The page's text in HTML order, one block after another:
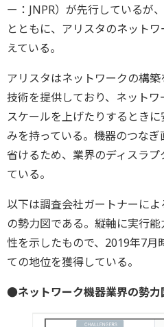
ー：JNPR）が先行しているが
とともに、アリスタのネット
えている。
アリスタはネットワークの構
技術を提供しており、ネットワ
スケールを上げたりするとき
みを持っている。機器のつな
省けるため、業界のディスラ
ている。
以下は調査会社ガートナーに
の勢力図である。縦軸に実行
性を示したもので、2019年7月
ての地位を獲得している。
●ネットワーク機器業界の勢力